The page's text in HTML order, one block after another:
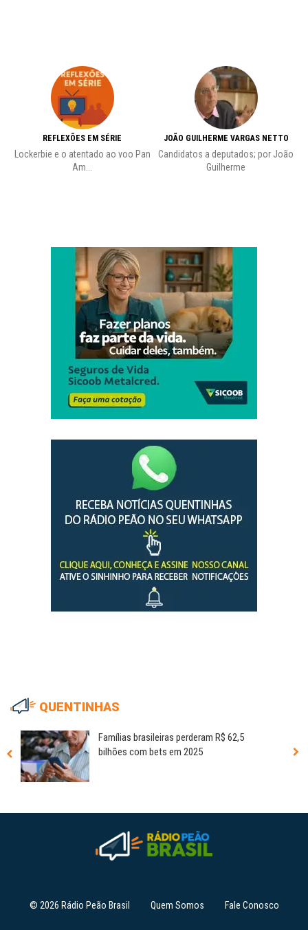
REFLEXÕES EM SÉRIE
Lockerbie e o atentado ao voo Pan
Am...
JOÃO GUILHERME VARGAS NETTO
Candidatos a deputados; por João
Guilherme
QUENTINHAS
Famílias brasileiras perderam R$ 62,5
bilhões com bets em 2025
© 2026 Rádio Peão Brasil Quem Somos Fale Conosco